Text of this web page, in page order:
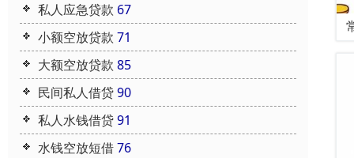
私人应急贷款 67
小额空放贷款 71
大额空放贷款 85
民间私人借贷90
私人水钱借贷91
水钱空放短借76